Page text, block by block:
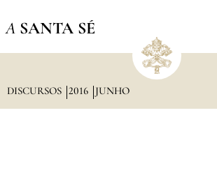
A SANTA SÉ
DISCURSOS 2016 JUNHO